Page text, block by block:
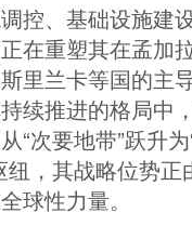
控、基础设施建
在重塑其在孟加
里兰卡等国的主导
续推进的格局中
“次要地带”跃升
纽，其战略位势正
球性力量。